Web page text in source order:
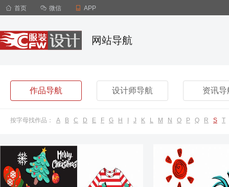
 首页  微信  APP
网站导航
作品导航 设计师导航 资讯导
按字母找作品： A B C D E F G H J K L M N O P Q R S T